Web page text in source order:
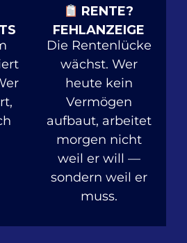
RENTE?
FEHLANZEIGE
Die Rentenlücke
wächst. Wer
heute kein
Vermögen
aufbaut, arbeitet
morgen nicht
weil er will —
sondern weil er
muss.